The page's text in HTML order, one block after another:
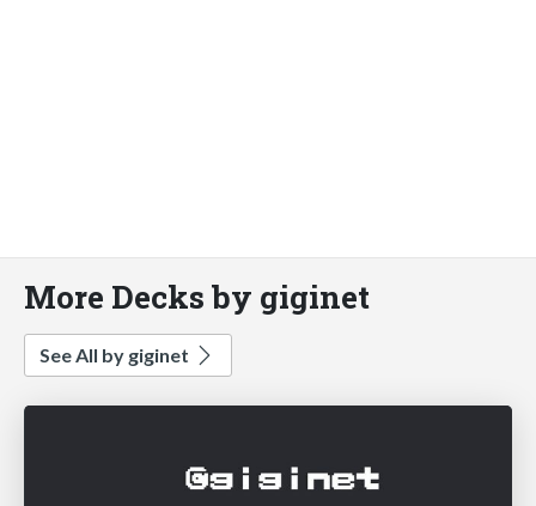
More Decks by giginet
See All by giginet